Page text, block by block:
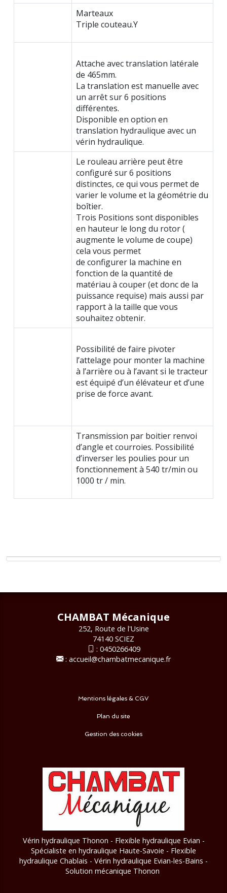
Marteaux
Triple couteau.Y
Attache avec translation latérale
de 465mm.
La translation est manuelle avec
un arrêt sur 6 positions
différentes.
Disponible en option en
translation hydraulique avec un
vérin hydraulique.
Le rouleau arrière peut être
configuré sur 6 positions
distinctes, ce qui vous permet de
varier le volume et la géométrie du
boîtier.
Trois Positions sont disponibles
en hauteur le long du rotor (
augmente le volume de coupe)
cela vous permet
de configurer la machine en
fonction de la quantité de
matériau à couper (et donc de la
puissance requise) mais aussi par
rapport à la taille que vous
souhaitez obtenir.
Possibilité de faire pivoter
l’attelage pour monter la machine
à l’arrière ou à l’avant si le tracteur
est équipé d’un élévateur et d’une
prise de force avant.
Transmission par boitier renvoi
d’angle et courroies. Possibilité
d’inverser les poulies pour un
fonctionnement à 540 tr/min ou
1000 tr / min.
CHAMBAT Mécanique
252, Route de l'Usine
74140 SCIEZ
: 0450266409
: accueil@chambatmecanique.fr
Mentions légales & CGV
Plan du site
Gestion des cookies
Vérin hydraulique Thonon - Flexible hydraulique Evian -
Spécialiste en hydraulique Haute-Savoie - Flexible
hydraulique Chablais - Vérin hydraulique Evian-les-Bains -
Solution mécanique Thonon